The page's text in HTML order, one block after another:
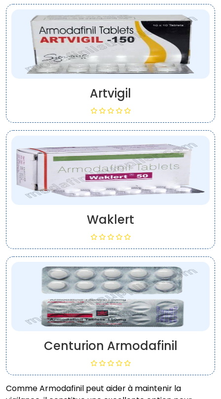
Artvigil
Waklert
Centurion Armodafinil
Comme Armodafinil peut aider à maintenir la